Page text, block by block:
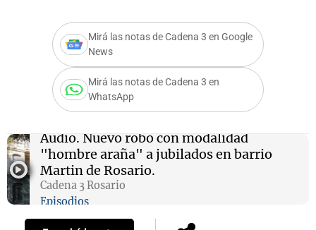
Mirá las notas de Cadena 3 en Google
News
Mirá las notas de Cadena 3 en
WhatsApp
Audio. Nuevo robo con modalidad
"hombre araña" a jubilados en barrio
Martin de Rosario.
Cadena 3 Rosario
Episodios
Notas
Mundial 2026